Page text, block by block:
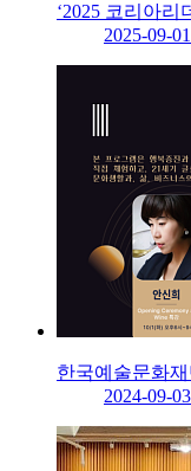
‘2025 코리아리
2025-09-
한국예술문화
2024-09-